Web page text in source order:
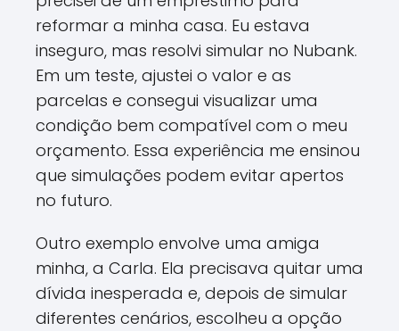
reformar a minha casa. Eu estava
inseguro, mas resolvi simular no Nubank.
Em um teste, ajustei o valor e as
parcelas e consegui visualizar uma
condição bem compatível com o meu
orçamento. Essa experiência me ensinou
que simulações podem evitar apertos
no futuro.
Outro exemplo envolve uma amiga
minha, a Carla. Ela precisava quitar uma
dívida inesperada e, depois de simular
diferentes cenários, escolheu a opção